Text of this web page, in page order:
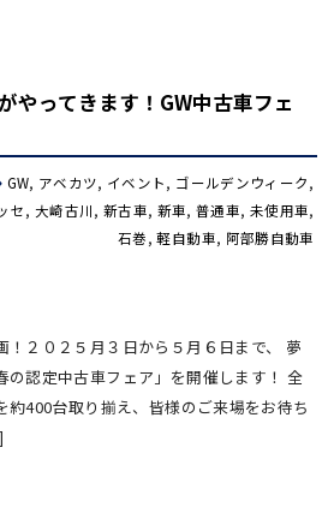
やってきます！GW中古車フェ
GW, アベカツ, イベント, ゴールデンウィーク,
セ, 大崎古川, 新古車, 新車,普通車, 未使用車,
石巻,軽自動車, 阿部勝自動車
！２０２５月３日から５月６日まで、 夢
の認定中古車フェア」を開催します！ 全
約400台取り揃え、皆様のご来場をお待ち